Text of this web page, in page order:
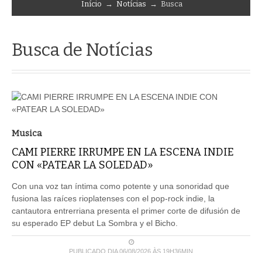
Início → Notícias → Busca
Busca de Notícias
Musica
CAMI PIERRE IRRUMPE EN LA ESCENA INDIE
CON «PATEAR LA SOLEDAD»
Con una voz tan íntima como potente y una sonoridad que
fusiona las raíces rioplatenses con el pop-rock indie, la
cantautora entrerriana presenta el primer corte de difusión de
su esperado EP debut La Sombra y el Bicho.
PUBLICADO DIA 06/08/2026 ÀS 19H36MIN